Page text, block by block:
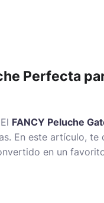
Perfecta
FANCY Peluche
En este artículo,
en un